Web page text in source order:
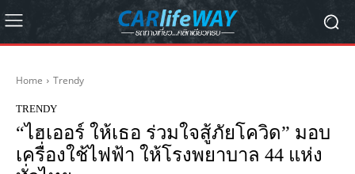
Home Trendy
TRENDY
“ไฮเออร์ ให้เธอ ร่วมใจสู้ภัยโควิด” มอบ
เครื่องใช้ไฟฟ้า ให้โรงพยาบาล 44 แห่ง